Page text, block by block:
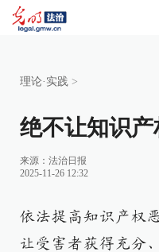
理论·实践 >
绝不让知识
来源： 法治日报
2025-11-26 12:32
依法提高知识产权
让受害者获得充分